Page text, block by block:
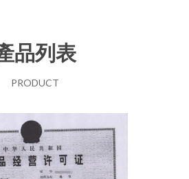
品列表
PRODUCT